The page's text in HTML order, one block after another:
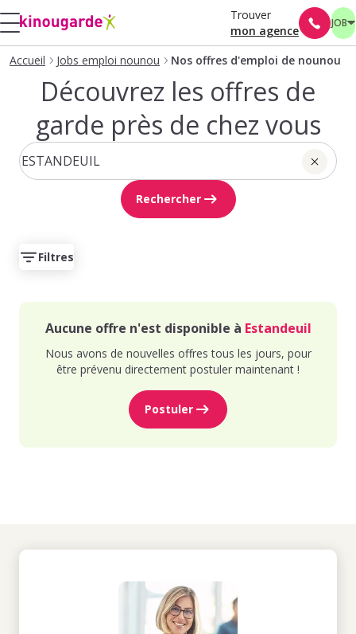
Trouver
mon agence
JOB
Accueil Jobs emploi nounou Nos offres d'emploi de nounou
Découvrez les offres de
garde près de chez vous
Rechercher
Filtres
Aucune offre n'est disponible à Estandeuil
Nous avons de nouvelles offres tous les jours, pour
être prévenu directement postuler maintenant !
Postuler